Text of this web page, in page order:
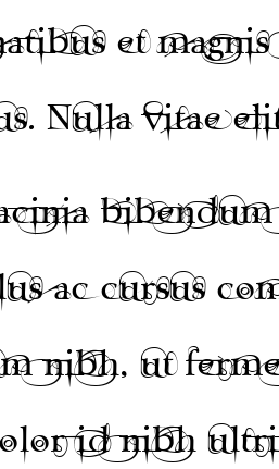
et
Nulla vitae
ac cursus
nibh, ut
id nibh